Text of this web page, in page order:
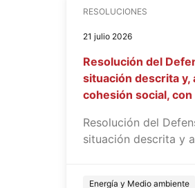
RESOLUCIONES
21 julio 2026
Resolución del
situación descrita y,
cohesión social,
Resolución del
situación descrita y
Energía y Medio ambiente